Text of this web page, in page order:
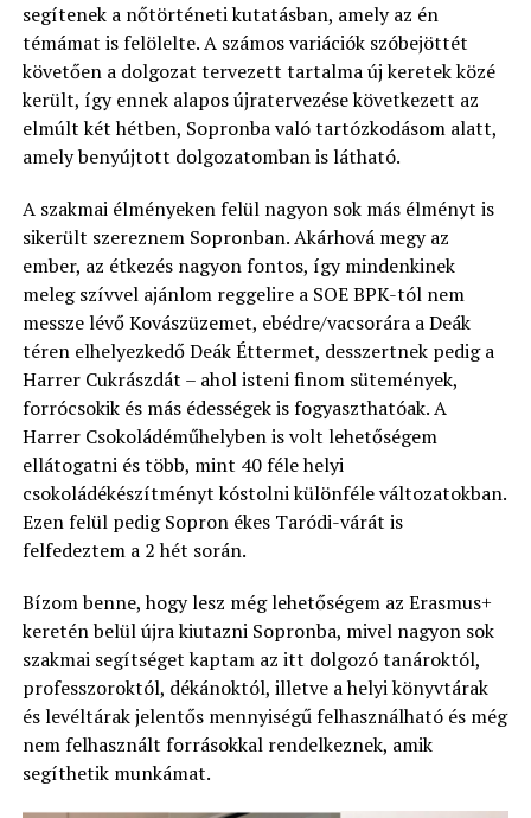
segítenek a nőtörténeti kutatásban, amely az én
témámat is felölelte. A számos variációk szóbejöttét
követően a dolgozat tervezett tartalma új keretek közé
került, így ennek alapos újratervezése következett az
elmúlt két hétben, Sopronba való tartózkodásom alatt,
amely benyújtott dolgozatomban is látható.
A szakmai élményeken felül nagyon sok más élményt is
sikerült szereznem Sopronban. Akárhová megy az
ember, az étkezés nagyon fontos, így mindenkinek
meleg szívvel ajánlom reggelire a SOE BPK-tól nem
messze lévő Kovászüzemet, ebédre/vacsorára a Deák
téren elhelyezkedő Deák Éttermet, desszertnek pedig a
Harrer Cukrászdát – ahol isteni finom sütemények,
forrócsokik és más édességek is fogyaszthatóak. A
Harrer Csokoládéműhelyben is volt lehetőségem
ellátogatni és több, mint 40 féle helyi
csokoládékészítményt kóstolni különféle változatokban.
Ezen felül pedig Sopron ékes Taródi-várát is
felfedeztem a 2 hét során.
Bízom benne, hogy lesz még lehetőségem az Erasmus+
keretén belül újra kiutazni Sopronba, mivel nagyon sok
szakmai segítséget kaptam az itt dolgozó tanároktól,
professzoroktól, dékánoktól, illetve a helyi könyvtárak
és levéltárak jelentős mennyiségű felhasználható és még
nem felhasznált forrásokkal rendelkeznek, amik
segíthetik munkámat.